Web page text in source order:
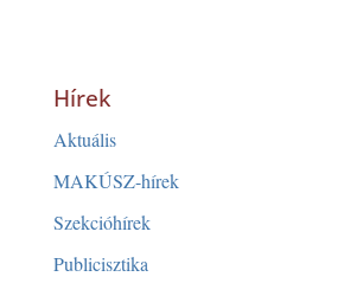
Hírek
Aktuális
MAKÚSZ-hírek
Szekcióhírek
Publicisztika